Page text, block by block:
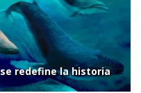
redefine la historia